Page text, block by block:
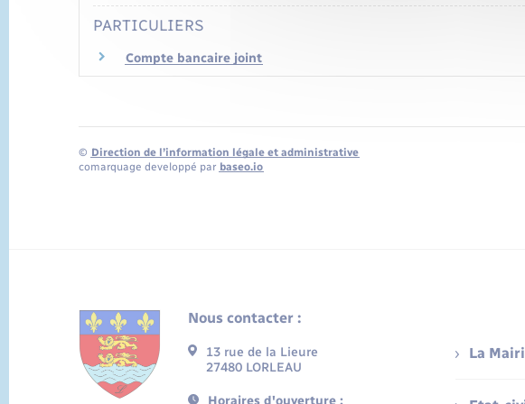
PARTICULIERS
Compte bancaire joint
© Direction de l’information légale et administrative
comarquage developpé par baseo.io
Nous contacter :
13 rue de la Lieure
27480 LORLEAU
Horaires d'ouverture :
La